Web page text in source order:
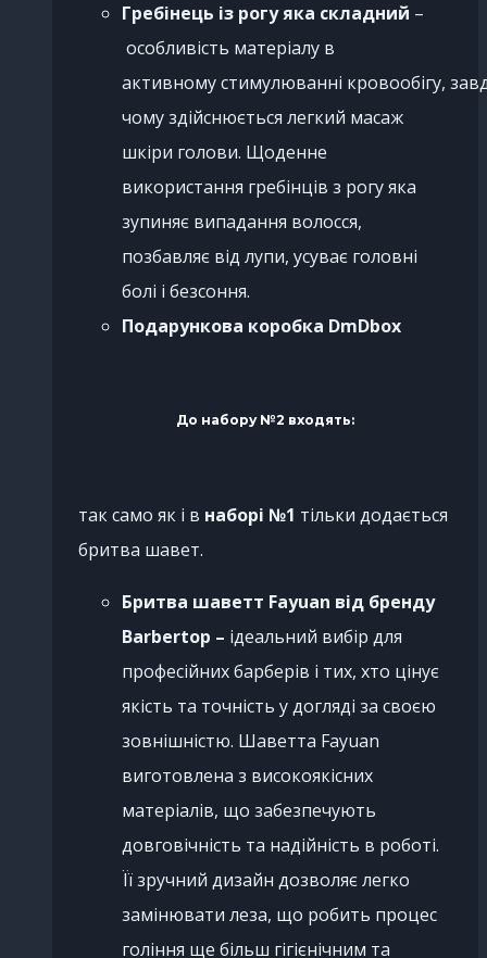
Гребінець із рогу яка складний –
особливість матеріалу в
активному стимулюванні кровообігу,
чому здійснюється легкий масаж
шкіри голови. Щоденне
використання гребінців з рогу яка
зупиняє випадання волосся,
позбавляє від лупи, усуває головні
болі і безсоння.
Подарункова коробка DmDbox
До набору №2 входять:
так само як і в наборі №1 тільки додається
бритва шавет.
Бритва шаветт Fayuan від бренду
Barbertop – ідеальний вибір для
професійних барберів і тих, хто цінує
якість та точність у догляді за своєю
зовнішністю. Шаветта Fayuan
виготовлена з високоякісних
матеріалів, що забезпечують
довговічність та надійність в роботі.
Її зручний дизайн дозволяє легко
замінювати леза, що робить процес
гоління ще більш гігієнічним та